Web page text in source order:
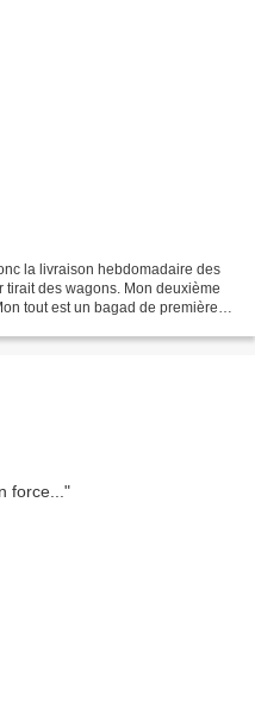
la livraison hebdomadaire des
des wagons. Mon deuxième
tout est un bagad de première